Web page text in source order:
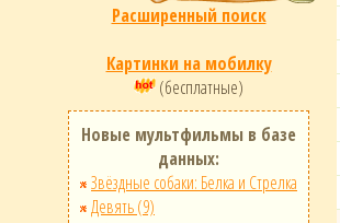
Расширенный поиск
Картинки на мобилку
(бесплатные)
Новые мультфильмы в базе
данных:
Звёздные собаки: Белка и Стрелка
Девять (9)